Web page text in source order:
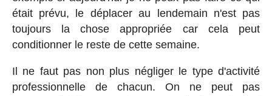
était prévu, le déplacer au lendemain n'est pas
toujours la chose appropriée car cela peut
conditionner le reste de cette semaine.
Il ne faut pas non plus négliger le type d'activité
professionnelle de chacun. On ne peut pas